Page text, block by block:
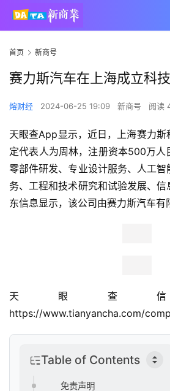
首页 新商号
赛力斯汽车在上海成立科
熔财经 2024-06-25 19:09 新商号 阅读
天眼查App显示，近日，上海赛力斯
定代表人为周林，注册资本500万人
零部件研发、专业设计服务、人工
务、工程和技术研究和试验发展、
东信息显示，该公司由赛力斯汽车有
天眼查
https://www.tianyancha.com/
Table of Contents
免责声明